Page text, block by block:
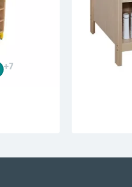
+7